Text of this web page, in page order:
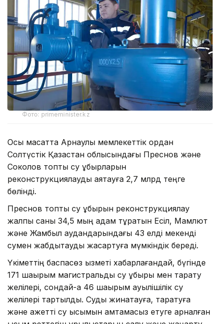
Фото: primeminister.kz
Осы мақсатта Арнаулы мемлекеттік қордан
Солтүстік Қазақстан облысындағы Преснов және
Соколов топтық су құбырларын
реконструкциялауды аяқтауға 2,7 млрд теңге
бөлінді.
Преснов топтық су құбырын реконструкциялау
жалпы саны 34,5 мың адам тұратын Есіл, Мамлют
және Жамбыл аудандарындағы 43 елді мекенді
сумен жабдықтауды жақсартуға мүмкіндік береді.
Үкіметтің баспасөз қызметі хабарлағандай, бүгінде
171 шақырым магистральдық су құбыры мен тарату
желілері, сондай-ақ 46 шақырым ауылішілік су
желілері тартылды. Суды жинақтауға, таратуға
және қажетті су қысымын қамтамасыз етуге арналған